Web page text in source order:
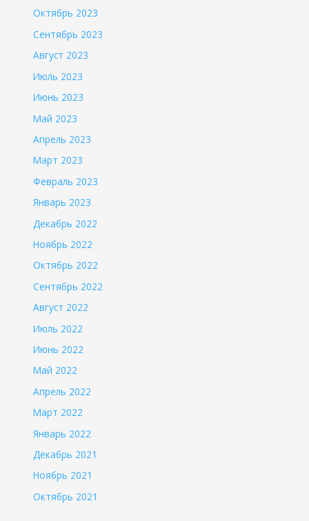
Октябрь 2023
Сентябрь 2023
Август 2023
Июль 2023
Июнь 2023
Май 2023
Апрель 2023
Март 2023
Февраль 2023
Январь 2023
Декабрь 2022
Ноябрь 2022
Октябрь 2022
Сентябрь 2022
Август 2022
Июль 2022
Июнь 2022
Май 2022
Апрель 2022
Март 2022
Январь 2022
Декабрь 2021
Ноябрь 2021
Октябрь 2021